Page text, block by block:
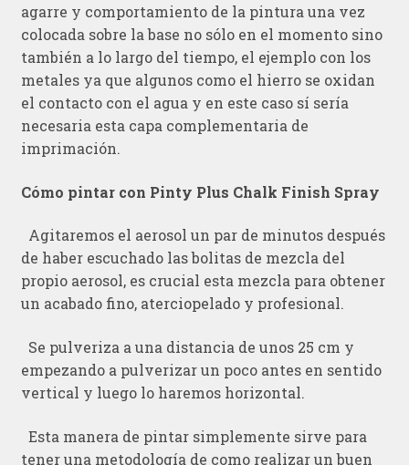
agarre y comportamiento de la pintura una vez
colocada sobre la base no sólo en el momento sino
también a lo largo del tiempo, el ejemplo con los
metales ya que algunos como el hierro se oxidan
el contacto con el agua y en este caso sí sería
necesaria esta capa complementaria de
imprimación.
Cómo pintar con Pinty Plus Chalk Finish Spray
Agitaremos el aerosol un par de minutos después
de haber escuchado las bolitas de mezcla del
propio aerosol, es crucial esta mezcla para obtener
un acabado fino, aterciopelado y profesional.
Se pulveriza a una distancia de unos 25 cm y
empezando a pulverizar un poco antes en sentido
vertical y luego lo haremos horizontal.
Esta manera de pintar simplemente sirve para
tener una metodología de como realizar un buen